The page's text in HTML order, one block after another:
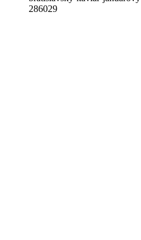
286029